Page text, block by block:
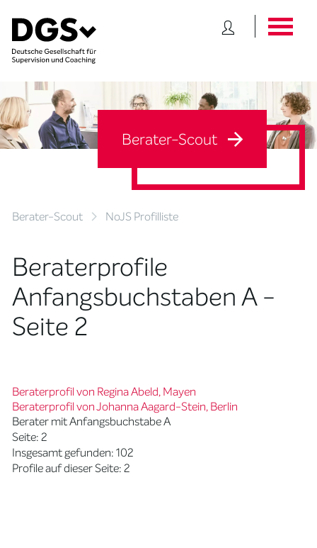
Berater-Scout NoJS Profilliste
Berater-Scout
Beraterprofile
Anfangsbuchstaben A -
Seite 2
Beraterprofil von Regina Abeld, Mayen
Beraterprofil von Johanna Aagard-Stein, Berlin
Berater mit Anfangsbuchstabe A
Seite: 2
Insgesamt gefunden: 102
Profile auf dieser Seite: 2